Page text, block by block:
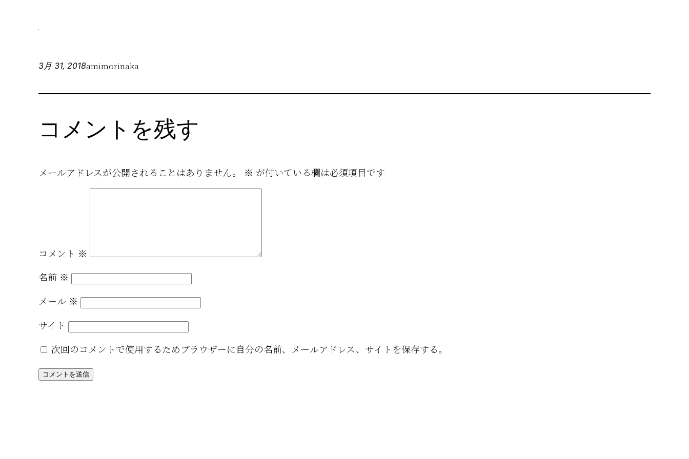
3月 31, 2018amimorinaka
コメントを残す
メールアドレスが公開されることはありません。 ※ が付いている欄は必須項目です
コメント ※
名前 ※
メール ※
サイト
次回のコメントで使用するためブラウザーに自分の名前、メールアドレス、サイトを保存する。